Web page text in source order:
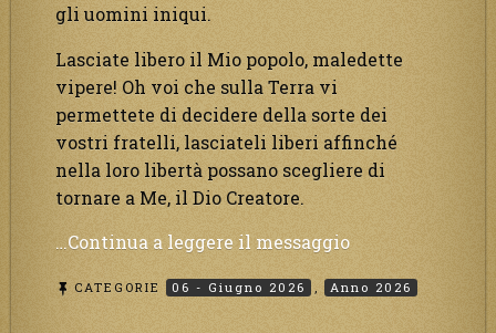
gli uomini iniqui.
Lasciate libero il Mio popolo, maledette
vipere! Oh voi che sulla Terra vi
permettete di decidere della sorte dei
vostri fratelli, lasciateli liberi affinché
nella loro libertà possano scegliere di
tornare a Me, il Dio Creatore.
…Continua a leggere il messaggio“Ecco
tempo
CATEGORIE 06 - Giugno 2026 , Anno 2026